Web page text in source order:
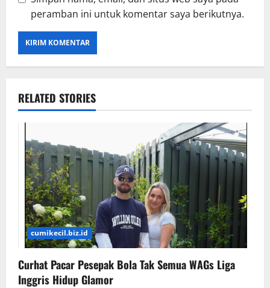
peramban ini untuk komentar saya berikutnya.
RELATED STORIES
cumikecil.biz.id
Curhat Pacar Pesepak Bola Tak Semua WAGs Liga
Inggris Hidup Glamor